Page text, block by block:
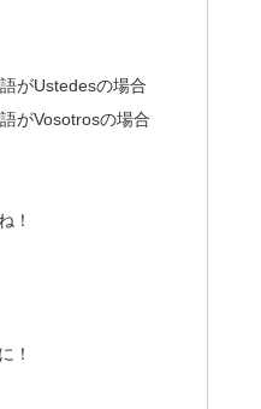
がUstedesの場合
がVosotrosの場合
！
！